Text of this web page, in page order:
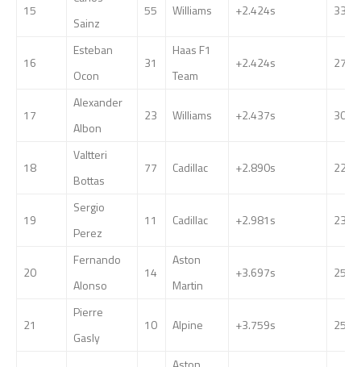
15
Sainz
55 Williams +2.424s 33
16
Esteban
Ocon
31
Haas F1
Team
+2.424s 27
17
Alexander
Albon
23 Williams +2.437s 30
18
Valtteri
Bottas
77 Cadillac +2.890s 22
19
Sergio
Perez
11 Cadillac +2.981s 23
20
Fernando
Alonso
14
Aston
Martin
+3.697s 25
21
Pierre
Gasly
10 Alpine +3.759s 25